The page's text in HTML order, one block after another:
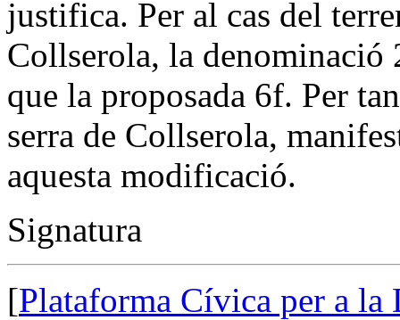
justifica. Per al cas del
Collserola, la
que la proposada 6f. Per
serra de Collserola,
aquesta modificació.
Signatura
[Plataforma Cívica per a la